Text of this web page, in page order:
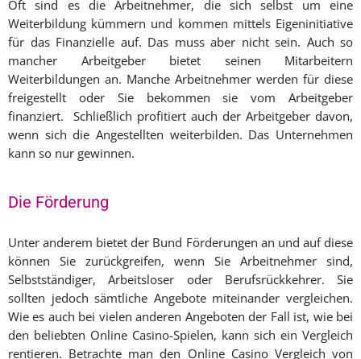
Oft sind es die Arbeitnehmer, die sich selbst um eine
Weiterbildung kümmern und kommen mittels Eigeninitiative
für das Finanzielle auf. Das muss aber nicht sein. Auch so
mancher Arbeitgeber bietet seinen Mitarbeitern
Weiterbildungen an. Manche Arbeitnehmer werden für diese
freigestellt oder Sie bekommen sie vom Arbeitgeber
finanziert. Schließlich profitiert auch der Arbeitgeber davon,
wenn sich die Angestellten weiterbilden. Das Unternehmen
kann so nur gewinnen.
Die Förderung
Unter anderem bietet der Bund Förderungen an und auf diese
können Sie zurückgreifen, wenn Sie Arbeitnehmer sind,
Selbstständiger, Arbeitsloser oder Berufsrückkehrer. Sie
sollten jedoch sämtliche Angebote miteinander vergleichen.
Wie es auch bei vielen anderen Angeboten der Fall ist, wie bei
den beliebten Online Casino-Spielen, kann sich ein Vergleich
rentieren. Betrachte man den Online Casino Vergleich von